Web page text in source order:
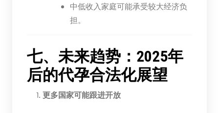
中低收入家庭可能承受较大经济负
担。
七、未来趋势：2025年
后的代孕合法化展望
更多国家可能跟进开放